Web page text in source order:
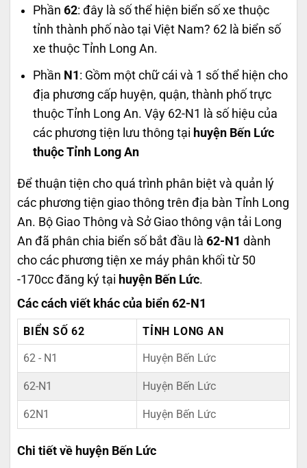
Phần 62: đây là số thể hiện biển số xe thuộc
tỉnh thành phố nào tại Việt Nam? 62 là biển số
xe thuộc Tỉnh Long An.
Phần N1 : Gồm một chữ cái và 1 số thể hiện cho
địa phương cấp huyện, quận, thành phố trực
thuộc Tỉnh Long An. Vậy 62-N1 là số hiệu của
các phương tiện lưu thông tại huyện Bến Lức
thuộc Tỉnh Long An
Để thuận tiện cho quá trình phân biệt và quản lý
các phương tiện giao thông trên địa bàn Tỉnh Long
An. Bộ Giao Thông và Sở Giao thông vận tải Long
An đã phân chia biển số bắt đầu là 62-N1 dành
cho các phương tiện xe máy phân khối từ 50
-170cc đăng ký tại huyện Bến Lức.
Các cách viết khác của biển 62-N1
BIỂN SỐ 62 TỈNH LONG AN
62 - N1 Huyện Bến Lức
62-N1 Huyện Bến Lức
62N1 Huyện Bến Lức
Chi tiết về huyện Bến Lức